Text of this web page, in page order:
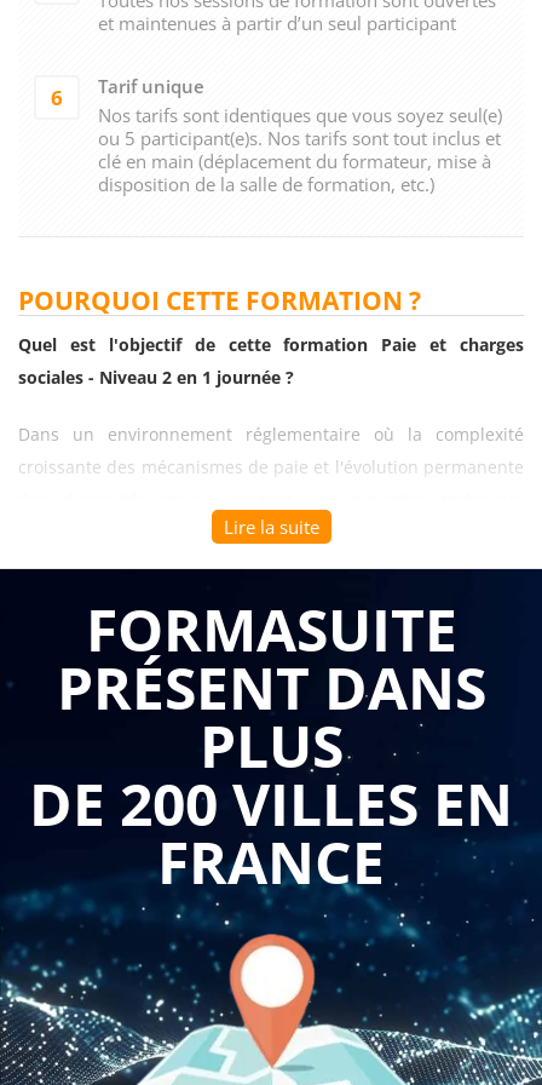
et maintenues à partir d’un seul participant
6
Tarif unique
Nos tarifs sont identiques que vous soyez seul(e)
ou 5 participant(e)s. Nos tarifs sont tout inclus et
clé en main (déplacement du formateur, mise à
disposition de la salle de formation, etc.)
POURQUOI CETTE FORMATION ?
Quel est l'objectif de cette formation Paie et charges
sociales - Niveau 2 en 1 journée ?
Dans un environnement réglementaire où la complexité
croissante des mécanismes de paie et l'évolution permanente
approfondie pour maîtriser les subtilités juridiques et les
techniques avancées de calcul, l'acquisition de compétences
impératif stratégique pour les professionnels confirmés. Cette
formation Paie et charges sociales - Niveau 2 en 1 journée
développe une expertise technique de haut niveau sur les
fondements juridiques, les mécanismes complexes de calcul
et les procédures déclaratives avancées, permettant aux
participants d'acquérir rapidement la maîtrise nécessaire
pour gérer les situations sophistiquées de paie, optimiser les
traitements des charges sociales et sécuriser leurs pratiques
professionnelles par une compréhension approfondie des
enjeux juridiques et techniques.
Le programme permet de connaître les fondements
juridiques de la paie et prendre ainsi du recul par rapport à
leurs pratiques, couvrant l'analyse approfondie des sources
du droit social (code du travail, conventions collectives,
Lire la suite
FORMASUITE
PRÉSENT DANS
PLUS
DE 200 VILLES EN
FRANCE